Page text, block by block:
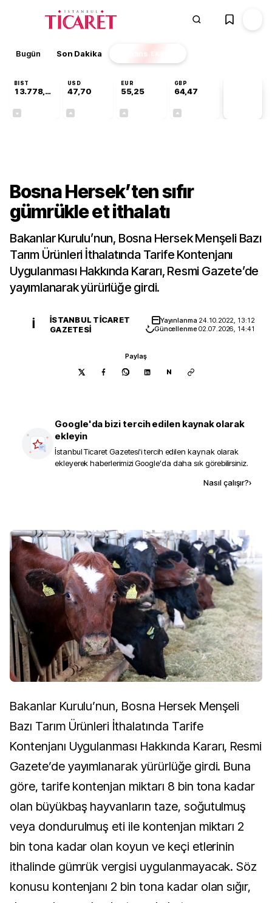
Bugün Son Dakika Finans EKSTRA
BIST
13.778,60
USD
47,70
EUR
55,25
GBP
64,47
Bosna Hersek’ten sıfır
gümrükle et ithalatı
Bakanlar Kurulu’nun, Bosna Hersek Menşeli Bazı
Tarım Ürünleri İthalatında Tarife Kontenjanı
Uygulanması Hakkında Kararı, Resmi Gazete’de
yayımlanarak yürürlüğe girdi.
İ
İSTANBUL TICARET
GAZETESI
Yayınlanma 24.10.2022, 13:12
Güncellenme02.07.2026, 14:41
Paylaş
N
Google'da bizi tercih edilen kaynak olarak
ekleyin
İstanbul Ticaret Gazetesi'i tercih edilen kaynak olarak
ekleyerek haberlerimizi Google'da daha sık görebilirsiniz.
Nasıl çalışır?›
Bakanlar Kurulu’nun, Bosna Hersek Menşeli
Bazı Tarım Ürünleri İthalatında Tarife
Kontenjanı Uygulanması Hakkında Kararı, Resmi
Gazete’de yayımlanarak yürürlüğe girdi. Buna
göre, tarife kontenjan miktarı 8 bin tona kadar
olan büyükbaş hayvanların taze, soğutulmuş
veya dondurulmuş eti ile kontenjan miktarı 2
bin tona kadar olan koyun ve keçi etlerinin
ithalinde gümrük vergisi uygulanmayacak. Söz
konusu kontenjanı 2 bin tona kadar olan sığır,